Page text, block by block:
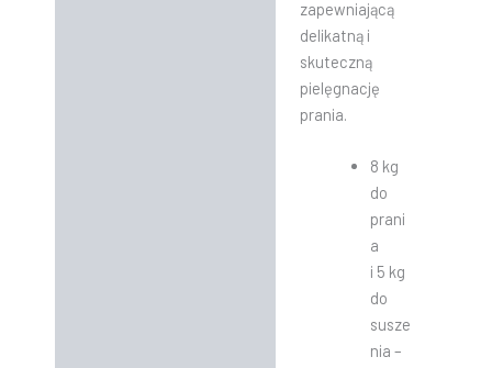
zapewniającą
delikatną i
skuteczną
pielęgnację
prania.
8 kg
do
prani
a
i 5 kg
do
susze
nia –